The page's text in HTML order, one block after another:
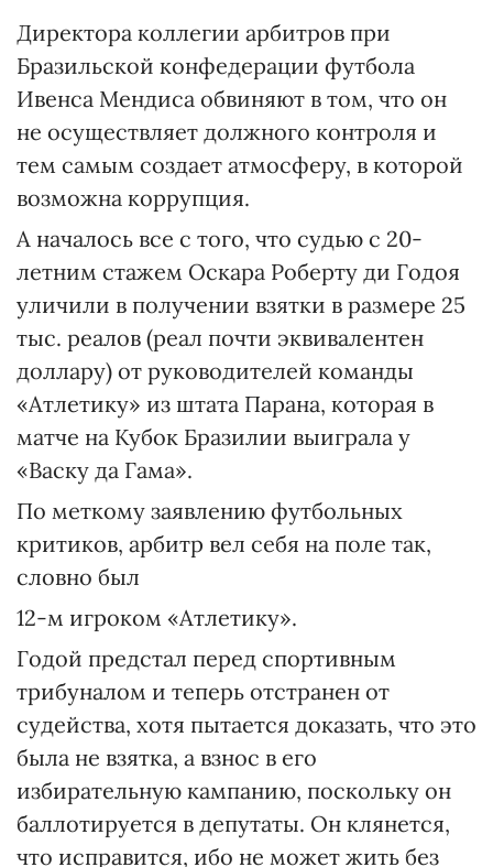
Директора коллегии арбитров при
Бразильской конфедерации футбола
Ивенса Мендиса обвиняют в том, что он
не осуществляет должного контроля и
тем самым создает атмосферу, в которой
возможна коррупция.
А началось все с того, что судью с 20-
летним стажем Оскара Роберту ди Годоя
уличили в получении взятки в размере 25
тыс. реалов (реал почти эквивалентен
доллару) от руководителей команды
«Атлетику» из штата Парана, которая в
матче на Кубок Бразилии выиграла у
«Васку да Гама».
По меткому заявлению футбольных
критиков, арбитр вел себя на поле так,
словно был
12-м игроком «Атлетику».
Годой предстал перед спортивным
трибуналом и теперь отстранен от
судейства, хотя пытается доказать, что это
была не взятка, а взнос в его
избирательную кампанию, поскольку он
баллотируется в депутаты. Он клянется,
что исправится, ибо не может жить без